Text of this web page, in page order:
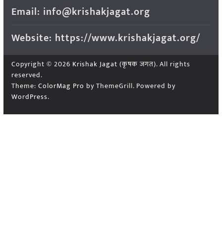
Email: info@krishakjagat.org
Website: https://www.krishakjagat.org/
Copyright © 2026 Krishak Jagat (कृषक जगत). All rights
reserved.
Theme: ColorMag Pro by ThemeGrill. Powered by
WordPress.